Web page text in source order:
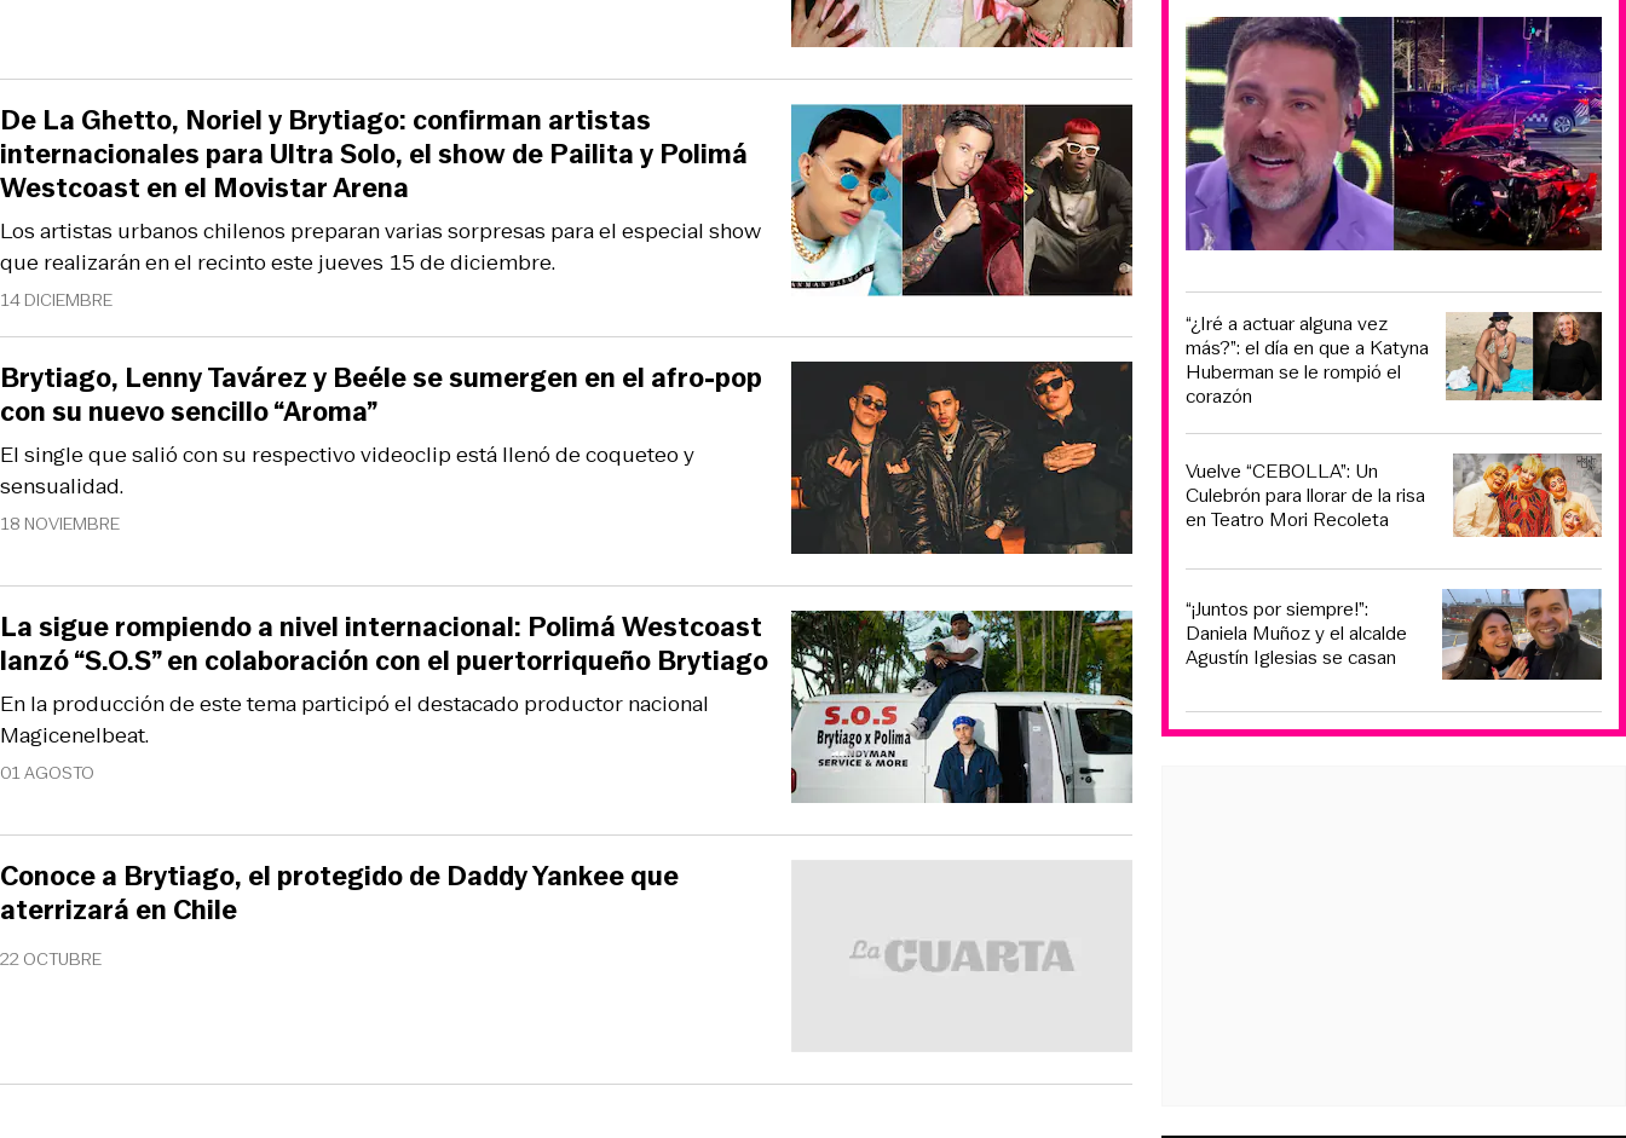
14 DICIEMBRE
Los artistas urbanos chilenos preparan varias sorpresas para el especial show
que realizarán en el recinto este jueves 15 de diciembre.
De La Ghetto, Noriel y Brytiago: confirman artistas
internacionales para Ultra Solo, el show de Pailita y Polimá
Westcoast en el Movistar Arena
18 NOVIEMBRE
El single que salió con su respectivo videoclip está llenó de coqueteo y
sensualidad.
Brytiago, Lenny Tavárez y Beéle se sumergen en el afro-pop
con su nuevo sencillo “Aroma”
01 AGOSTO
En la producción de este tema participó el destacado productor nacional
Magicenelbeat.
La sigue rompiendo a nivel internacional: Polimá Westcoast
lanzó “S.O.S” en colaboración con el puertorriqueño Brytiago
22 OCTUBRE
Conoce a Brytiago, el protegido de Daddy Yankee que
aterrizará en Chile
“¿Iré a actuar alguna vez
más?”: el día en que a Katyna
Huberman se le rompió el
corazón
Vuelve “CEBOLLA”: Un
Culebrón para llorar de la risa
en Teatro Mori Recoleta
“¡Juntos por siempre!”:
Daniela Muñoz y el alcalde
Agustín Iglesias se casan